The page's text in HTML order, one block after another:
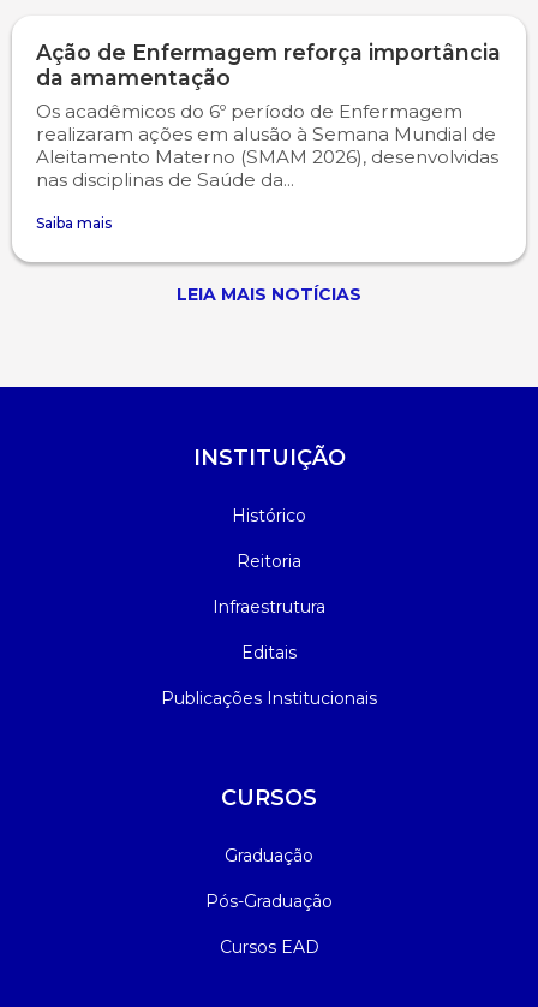
Ação de Enfermagem reforça importância
da amamentação
Os acadêmicos do 6º período de Enfermagem
realizaram ações em alusão à Semana Mundial de
Aleitamento Materno (SMAM 2026), desenvolvidas
nas disciplinas de Saúde da...
Saiba mais
LEIA MAIS NOTÍCIAS
INSTITUIÇÃO
Histórico
Reitoria
Infraestrutura
Editais
Publicações Institucionais
CURSOS
Graduação
Pós-Graduação
Cursos EAD